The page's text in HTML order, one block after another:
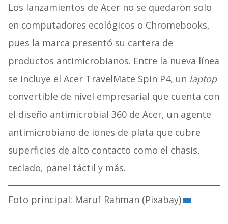
Los lanzamientos de Acer no se quedaron solo
en computadores ecológicos o Chromebooks,
pues la marca presentó su cartera de
productos antimicrobianos. Entre la nueva línea
se incluye el Acer TravelMate Spin P4, un laptop
convertible de nivel empresarial que cuenta con
el diseño antimicrobial 360 de Acer, un agente
antimicrobiano de iones de plata que cubre
superficies de alto contacto como el chasis,
teclado, panel táctil y más.
Foto principal: Maruf Rahman (Pixabay)